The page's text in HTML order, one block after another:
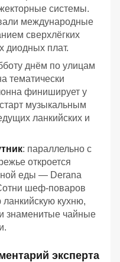
системы.
международные
сверхлёгких
диодных плат.
днём по улицам
тематически
финиширует у
музыкальным
ланкийских и
: параллельно с
откроется
еды — Derana
шеф-поваров
ланкийскую кухню,
знаменитые чайные
эксперта